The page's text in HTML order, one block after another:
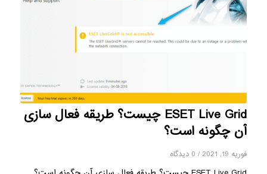
ESET Live Grid چیست؟ طریقه فعال سازی
آن چگونه است؟
فوریه 19, 2021 / 0 دیدگاه